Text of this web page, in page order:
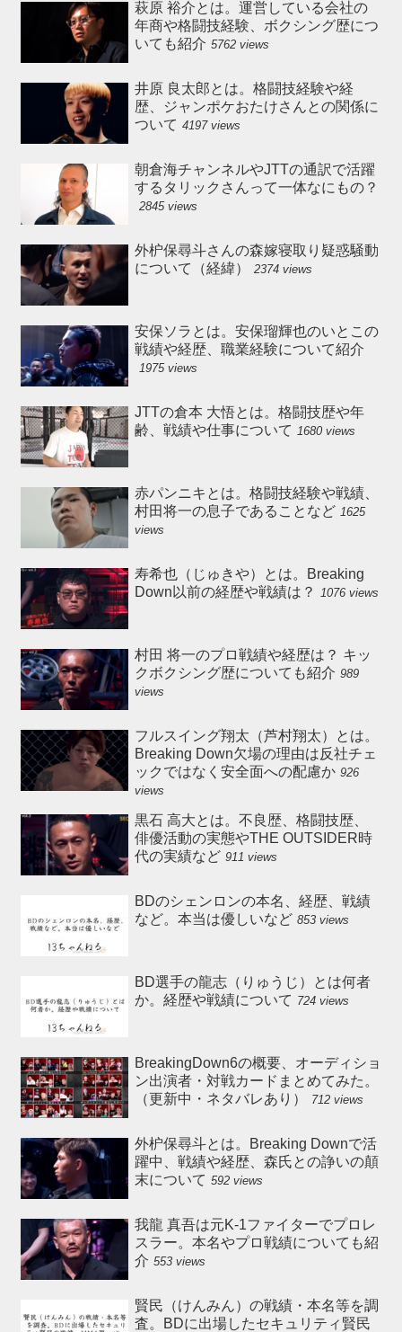
萩原 裕介とは。運営している会社の
年商や格闘技経験、ボクシング歴につ
いても紹介 5762 views
井原 良太郎とは。格闘技経験や経
歴、ジャンポケおたけさんとの関係に
ついて 4197 views
朝倉海チャンネルやJTTの通訳で活躍
するタリックさんって一体なにもの？
2845 views
外枦保尋斗さんの森嫁寝取り疑惑騒動
について（経緯）
2374 views
安保ソラとは。安保瑠輝也のいとこの
戦績や経歴、職業経験について紹介
1975 views
JTTの倉本 大悟とは。格闘技歴や年
齢、戦績や仕事について 1680 views
赤パンニキとは。格闘技経験や戦績、
村田将一の息子であることなど 1625
views
寿希也（じゅきや）とは。Breaking
Down以前の経歴や戦績は？
1076 views
村田 将一のプロ戦績や経歴は？ キッ
クボクシング歴についても紹介 989
views
フルスイング翔太（芦村翔太）とは。
Breaking Down欠場の理由は反社チェ
ックではなく安全面への配慮か 926
views
黒石 高大とは。不良歴、格闘技歴、
俳優活動の実態やTHE OUTSIDER時
代の実績など 911 views
BDのシェンロンの本名、経歴、戦績
など。本当は優しいなど 853 views
BD選手の龍志（りゅうじ）とは何者
か。経歴や戦績について 724 views
BreakingDown6の概要、オーディショ
ン出演者・対戦カードまとめてみた。
（更新中・ネタバレあり）
712 views
外枦保尋斗とは。Breaking Downで活
躍中、戦績や経歴、森氏との諍いの顛
末について 592 views
我龍 真吾は元K-1ファイターでプロレ
スラー。本名やプロ戦績についても紹
介 553 views
賢民（けんみん）の戦績・本名等を調
査。BDに出場したセキュリティ賢民